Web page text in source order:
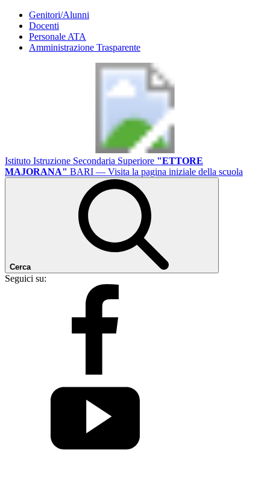
Genitori/Alunni
Docenti
Personale ATA
Amministrazione Trasparente
Istituto Istruzione Secondaria Superiore "ETTORE
MAJORANA" BARI — Visita la pagina iniziale della scuola
Cerca
Seguici su: